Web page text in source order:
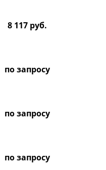
8 117 руб.
по запросу
по запросу
по запросу